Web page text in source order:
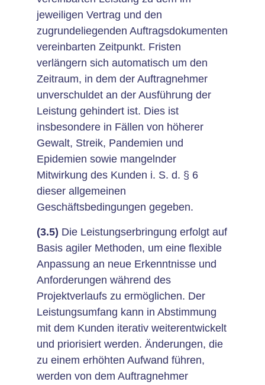
jeweiligen Vertrag und den
zugrundeliegenden Auftragsdokumenten
vereinbarten Zeitpunkt. Fristen
verlängern sich automatisch um den
Zeitraum, in dem der Auftragnehmer
unverschuldet an der Ausführung der
Leistung gehindert ist. Dies ist
insbesondere in Fällen von höherer
Gewalt, Streik, Pandemien und
Epidemien sowie mangelnder
Mitwirkung des Kunden i. S. d. § 6
dieser allgemeinen
Geschäftsbedingungen gegeben.
(3.5) Die Leistungserbringung erfolgt auf
Basis agiler Methoden, um eine flexible
Anpassung an neue Erkenntnisse und
Anforderungen während des
Projektverlaufs zu ermöglichen. Der
Leistungsumfang kann in Abstimmung
mit dem Kunden iterativ weiterentwickelt
und priorisiert werden. Änderungen, die
zu einem erhöhten Aufwand führen,
werden von dem Auftragnehmer